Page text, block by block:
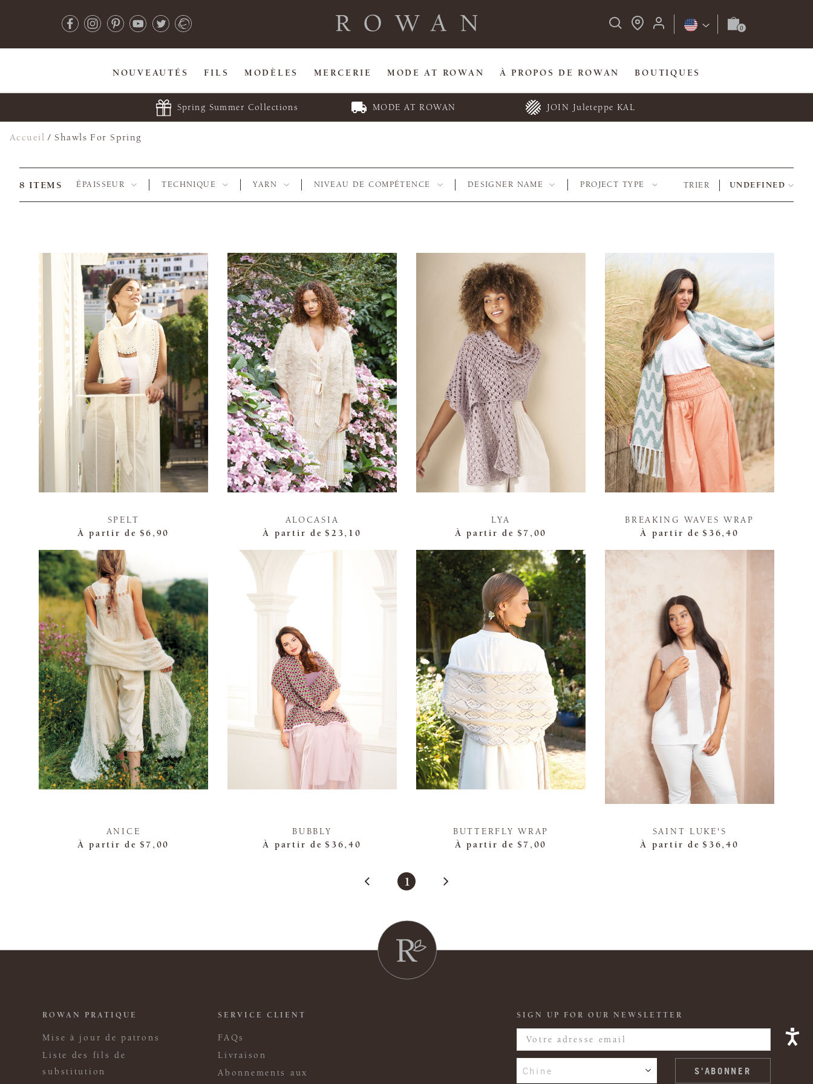
NOUVEAUTÉS FILS MODÈLES MERCERIE MODE AT ROWAN À PROPOS DE ROWAN BOUTIQUES
Spring Summer Collections MODE AT ROWAN JOIN Juleteppe KAL
Accueil /Shawls For Spring
8 ITEMS ÉPAISSEUR TECHNIQUE YARN NIVEAU DE COMPÉTENCE DESIGNER NAME PROJECT TYPE TRIER UNDEFINED
SPELT
À partir de $6,90
ALOCASIA
À partir de $23,10
LYA
À partir de $7,00
BREAKING WAVES WRAP
À partir de $36,40
ANICE
À partir de $7,00
BUBBLY
À partir de $36,40
BUTTERFLY WRAP
À partir de $7,00
SAINT LUKE'S
À partir de $36,40
1
ROWAN PRATIQUE
Mise à jour de patrons
Liste des fils de
substitution
SERVICE CLIENT
FAQs
Livraison
Abonnements aux
SIGN UP FOR OUR NEWSLETTER
Chine